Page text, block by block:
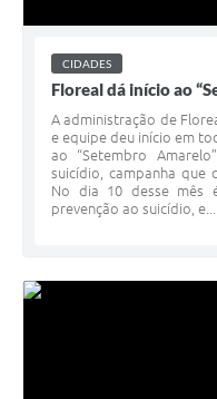
CIDADES
Floreal dá início ao
A administração de
e equipe deu início em
ao “Setembro
suicídio, campanha que
No dia 10 desse mês
prevenção ao suicídio, e...